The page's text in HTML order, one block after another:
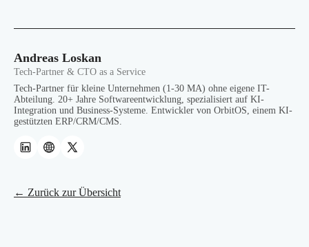
Andreas Loskan
Tech-Partner & CTO as a Service
Tech-Partner für kleine Unternehmen (1-30 MA) ohne eigene IT-
Abteilung. 20+ Jahre Softwareentwicklung, spezialisiert auf KI-
Integration und Business-Systeme. Entwickler von OrbitOS, einem KI-
gestützten ERP/CRM/CMS.
← Zurück zur Übersicht